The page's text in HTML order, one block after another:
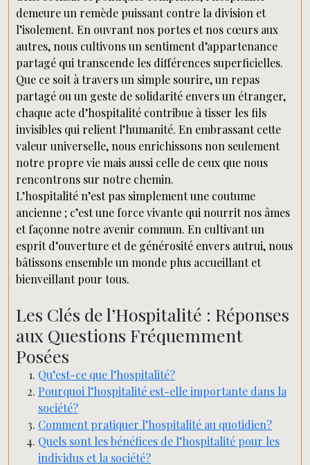
demeure un remède puissant contre la division et
l’isolement. En ouvrant nos portes et nos cœurs aux
autres, nous cultivons un sentiment d’appartenance
partagé qui transcende les différences superficielles.
Que ce soit à travers un simple sourire, un repas
partagé ou un geste de solidarité envers un étranger,
chaque acte d’hospitalité contribue à tisser les fils
invisibles qui relient l’humanité. En embrassant cette
valeur universelle, nous enrichissons non seulement
notre propre vie mais aussi celle de ceux que nous
rencontrons sur notre chemin.
L’hospitalité n’est pas simplement une coutume
ancienne ; c’est une force vivante qui nourrit nos âmes
et façonne notre avenir commun. En cultivant un
esprit d’ouverture et de générosité envers autrui, nous
bâtissons ensemble un monde plus accueillant et
bienveillant pour tous.
Les Clés de l’Hospitalité : Réponses
aux Questions Fréquemment
Posées
Qu’est-ce que l’hospitalité?
Pourquoi l’hospitalité est-elle importante dans la
société?
Comment pratiquer l’hospitalité au quotidien?
Quels sont les bénéfices de l’hospitalité pour les
individus et la société?